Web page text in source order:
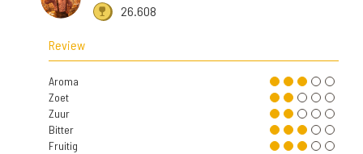
26.608
Review
Aroma
Zoet
Zuur
Bitter
Fruitig